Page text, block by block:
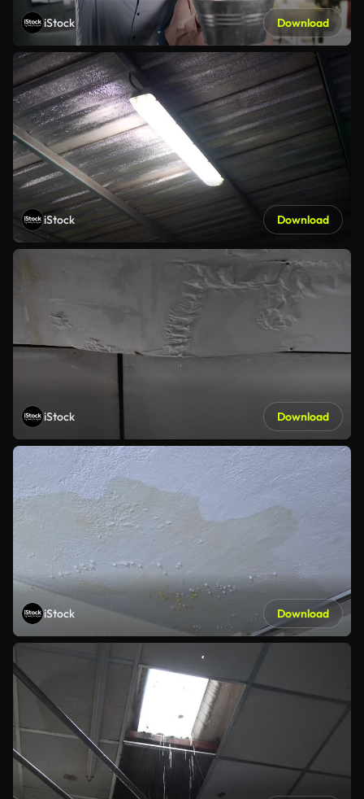
iStock Download
iStock Download
iStock Download
iStock Download